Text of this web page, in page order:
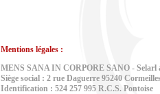
Mentions légales :
MENS SANA IN CORPORE SANO - Selarl
Siège social : 2 rue Daguerre 95240
Identification : 524 257 995 R.C.S. Pontoise